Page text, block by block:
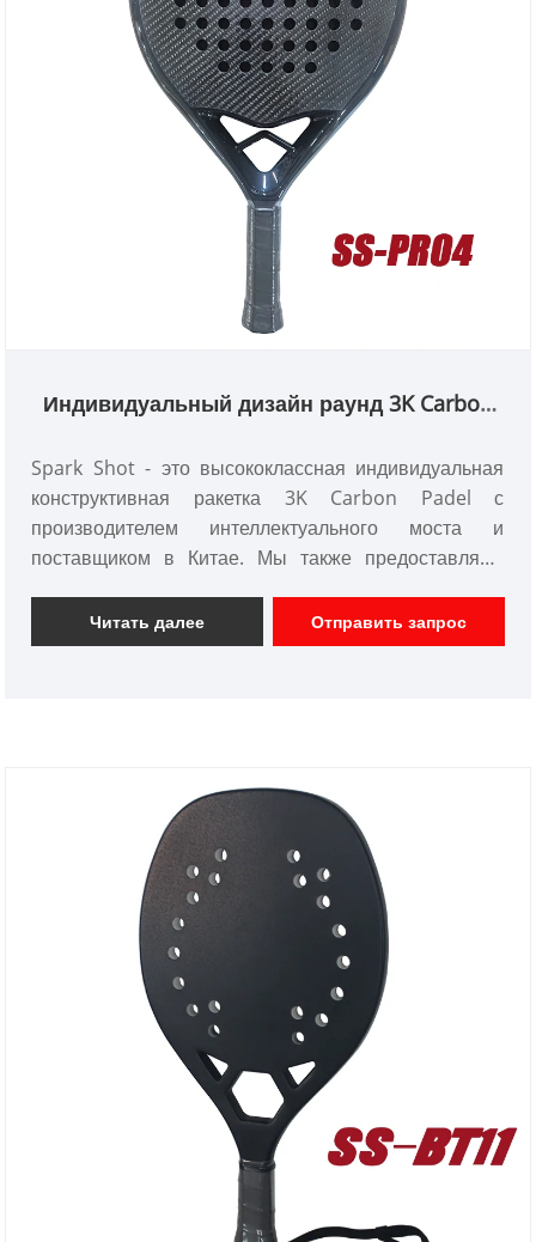
Индивидуальный дизайн раунд 3K Carbon
Spark Shot - это высококлассная индивидуальная
конструктивная ракетка 3K Carbon Padel с
производителем интеллектуального моста и
поставщиком в Китае. Мы также предоставляем
профессиональной команды исследований и
разработок, мы разработаем лучшие условия и EVA
Читать далее Отправить запрос